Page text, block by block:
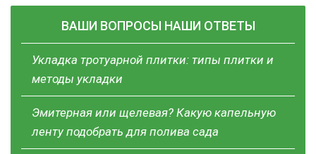
ВАШИ ВОПРОСЫ НАШИ ОТВЕТЫ
Укладка тротуарной плитки: типы плитки и
методы укладки
Эмитерная или щелевая? Какую капельную
ленту подобрать для полива сада